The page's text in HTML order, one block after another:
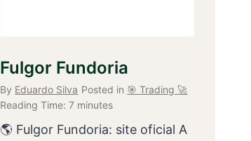
Fulgor Fundoria
By Eduardo Silva Posted in 🎯 Trading 🚀
Reading Time: 7 minutes
🌎 Fulgor Fundoria: site oficial A